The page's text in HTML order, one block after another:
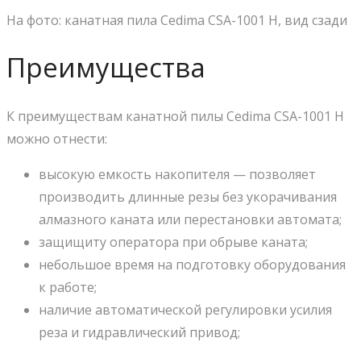
На фото: канатная пила Cedima CSA-1001 H, вид сзади
Преимущества
К преимуществам канатной пилы Cedima CSA-1001 H
можно отнести:
высокую емкость накопителя — позволяет
производить длинные резы без укорачивания
алмазного каната или перестановки автомата;
защищиту оператора при обрыве каната;
небольшое время на подготовку оборудования
к работе;
наличие автоматической регулировки усилия
реза и гидравлический привод;